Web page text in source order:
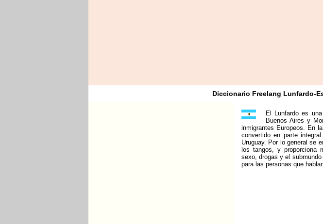
Diccionario Freelang Lunfardo-
El Lunfardo es
Buenos Aires y
inmigrantes Europeos. En
convertido en parte
Uruguay. Por lo general se
los tangos, y proporciona
sexo, drogas y el
para las personas que